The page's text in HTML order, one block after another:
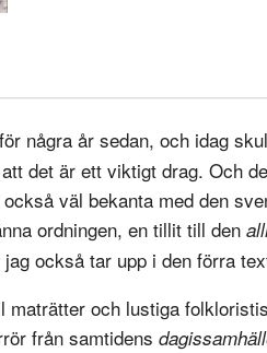
några år sedan, och idag
det är ett viktigt drag. Och
väl bekanta med den
ordningen, en tillit till den
också tar upp i den förra
maträtter och lustiga
från samtidens